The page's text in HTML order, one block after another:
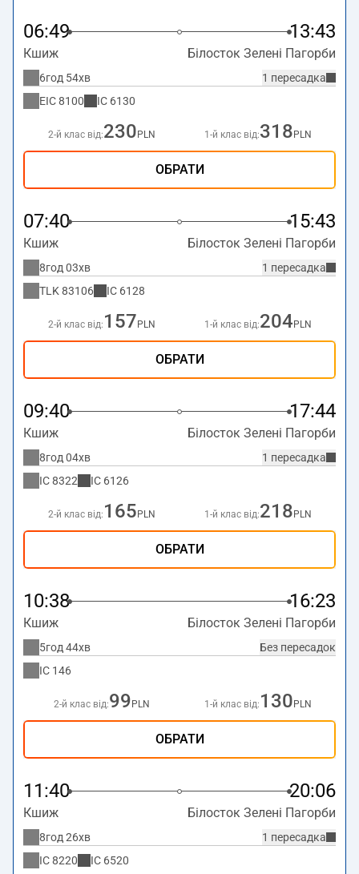
06:49 13:43
Кшиж Білосток Зелені Пагорби
1 пересадка
6год 54хв
EIC8100 IC 6130
2-й клас від:230 PLN 1-й клас від:318 PLN
ОБРАТИ
07:40 15:43
Кшиж Білосток Зелені Пагорби
1 пересадка
8год 03хв
TLK 83106 IC 6128
2-й клас від: 157 PLN 1-й клас від:204 PLN
ОБРАТИ
09:40 17:44
Кшиж Білосток Зелені Пагорби
1 пересадка
8год 04хв
IC8322 IC 6126
2-й клас від: 165 PLN 1-й клас від:218 PLN
ОБРАТИ
10:38 16:23
Кшиж Білосток Зелені Пагорби
Без пересадок
5год 44хв
IC 146
2-й клас від:99 PLN 1-й клас від: 130 PLN
ОБРАТИ
11:40 20:06
Кшиж Білосток Зелені Пагорби
1 пересадка
8год 26хв
IC8220 IC 6520